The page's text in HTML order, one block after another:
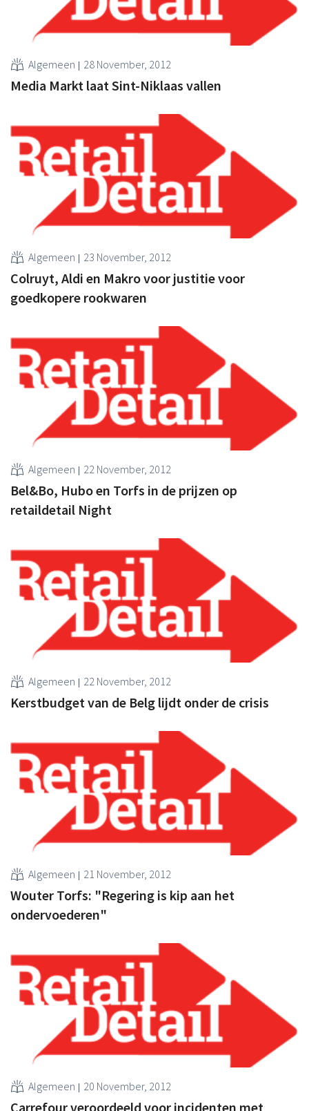
Algemeen 28 November, 2012
Media Markt laat Sint-Niklaas vallen
Algemeen 23 November, 2012
Colruyt, Aldi en Makro voor justitie voor
goedkopere rookwaren
Algemeen 22 November, 2012
Bel&Bo, Hubo en Torfs in de prijzen op
retaildetail Night
Algemeen 22 November, 2012
Kerstbudget van de Belg lijdt onder de crisis
Algemeen 21 November, 2012
Wouter Torfs: "Regering is kip aan het
ondervoederen"
Algemeen 20 November, 2012
Carrefour veroordeeld voor incidenten met